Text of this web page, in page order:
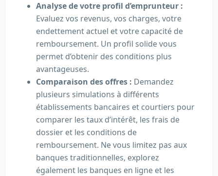
Analyse de votre profil d’emprunteur :
Evaluez vos revenus, vos charges, votre
endettement actuel et votre capacité de
remboursement. Un profil solide vous
permet d’obtenir des conditions plus
avantageuses.
Comparaison des offres : Demandez
plusieurs simulations à différents
établissements bancaires et courtiers pour
comparer les taux d’intérêt, les frais de
dossier et les conditions de
remboursement. Ne vous limitez pas aux
banques traditionnelles, explorez
également les banques en ligne et les